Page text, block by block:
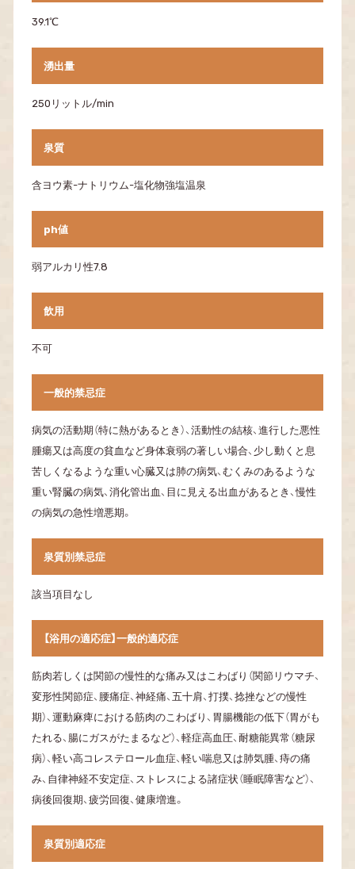
39.1℃
湧出量
250リットル/min
泉質
含ヨウ素-ナトリウム-塩化物強塩温泉
ph値
弱アルカリ性7.8
飲用
不可
一般的禁忌症
病気の活動期（特に熱があるとき）、活動性の結核、進行した悪性
腫瘍又は高度の貧血など身体衰弱の著しい場合、 少し動くと息
苦しくなるような重い心臓又は肺の病気、むくみのあるような
重い腎臓の病気、消化管出血、 目に見える出血があるとき、慢性
の病気の急性増悪期。
泉質別禁忌症
該当項目なし
【浴用の適応症】一般的適応症
筋肉若しくは関節の慢性的な痛み又はこわばり （関節リウマチ、
変形性関節症、腰痛症、神経痛、五十肩、打撲、捻挫などの慢性
期）、運動麻痺における筋肉のこわばり、 胃腸機能の低下（胃がも
たれる、腸にガスがたまるなど）、軽症高血圧、耐糖能異常（糖尿
病）、軽い高コレステロール血症、軽い喘息又は肺気腫、痔の痛
み、自律神経不安定症、 ストレスによる諸症状（睡眠障害など）、
病後回復期、疲労回復、健康増進。
泉質別適応症